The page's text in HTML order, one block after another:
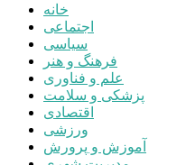
خانه
اجتماعی
سیاسی
فرهنگ و هنر
علم و فناوری
پزشکی و سلامت
اقتصادی
ورزشی
آموزش و پرورش